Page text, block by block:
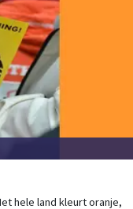
hele land kleurt oranje,